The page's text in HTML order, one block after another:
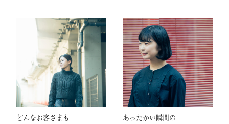
どんなお客さまも
あったかい瞬間の